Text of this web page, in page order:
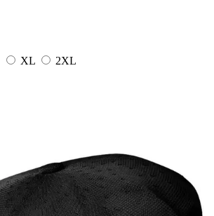
XL
2XL